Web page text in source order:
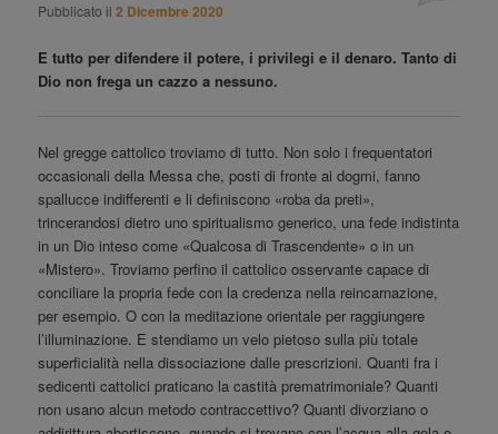
Pubblicato il2 Dicembre 2020
E tutto per difendere il potere, i privilegi e il denaro. Tanto di
Dio non frega un cazzo a nessuno.
Nel gregge cattolico troviamo di tutto. Non solo i frequentatori
occasionali della Messa che, posti di fronte ai dogmi, fanno
spallucce indifferenti e li definiscono «roba da preti»,
trincerandosi dietro uno spiritualismo generico, una fede indistinta
in un Dio inteso come «Qualcosa di Trascendente» o in un
«Mistero». Troviamo perfino il cattolico osservante capace di
conciliare la propria fede con la credenza nella reincarnazione,
per esempio. O con la meditazione orientale per raggiungere
l’illuminazione. E stendiamo un velo pietoso sulla più totale
superficialità nella dissociazione dalle prescrizioni. Quanti fra i
sedicenti cattolici praticano la castità prematrimoniale? Quanti
non usano alcun metodo contraccettivo? Quanti divorziano o